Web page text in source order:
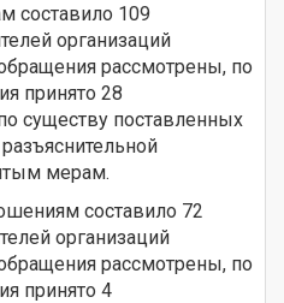
составило 109
организаций
рассмотрены, по
принято 28
существу поставленных
мерам.
составило 72
организаций
рассмотрены, по
принято 4